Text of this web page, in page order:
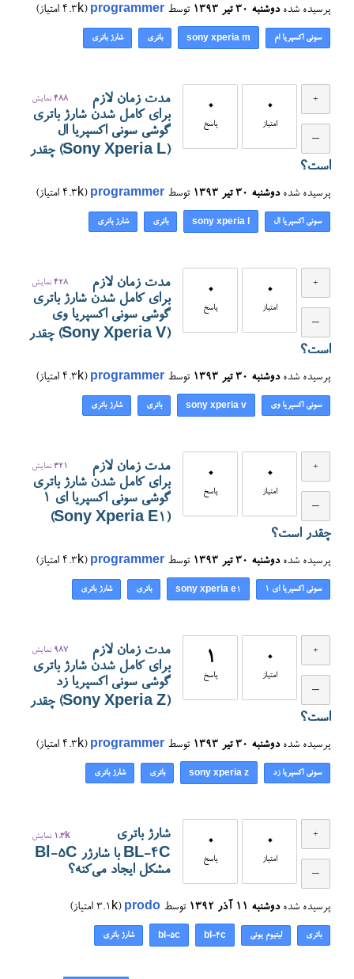
پرسیده شده دوشنبه ۳۰ تیر ۱۳۹۳ توسط programmer
(
4.3k امتیاز)
سونی اکسپریا ام sony xperia m باتری شارژ باتری
0
امتیاز
0
پاسخ
488 نمایش
مدت زمان لازم
برای کامل شدن شارژ باتری
گوشی سونی اکسپریا ال
(Sony Xperia L) چقدر
است؟
پرسیده شده دوشنبه ۳۰ تیر ۱۳۹۳ توسط programmer
(
4.3k امتیاز)
سونی اکسپریا ال sony xperia l باتری شارژ باتری
0
امتیاز
0
پاسخ
428 نمایش
مدت زمان لازم
برای کامل شدن شارژ باتری
گوشی سونی اکسپریا وی
(Sony Xperia V) چقدر
است؟
پرسیده شده دوشنبه ۳۰ تیر ۱۳۹۳ توسط programmer
(
4.3k امتیاز)
سونی اکسپریا وی sony xperia v باتری شارژ باتری
0
امتیاز
0
پاسخ
321 نمایش
مدت زمان لازم
برای کامل شدن شارژ باتری
گوشی سونی اکسپریا ای ۱
(Sony Xperia E1)
چقدر است؟
پرسیده شده دوشنبه ۳۰ تیر ۱۳۹۳ توسط programmer
(
4.3k امتیاز)
سونی اکسپریا ای ۱ sony xperia e1 باتری شارژ باتری
0
امتیاز
1
پاسخ
987 نمایش
مدت زمان لازم
برای کامل شدن شارژ باتری
گوشی سونی اکسپریا زد
(Sony Xperia Z) چقدر
است؟
پرسیده شده دوشنبه ۳۰ تیر ۱۳۹۳ توسط programmer
(
4.3k امتیاز)
سونی اکسپریا زد sony xperia z باتری شارژ باتری
0
امتیاز
0
پاسخ
1.3k نمایش
شارژ باتری
BL-4C با شارژر Bl-5C
مشکل ایجاد می‌کنه؟
پرسیده شده دوشنبه ۱۱ آذر ۱۳۹۲ توسط prodo
(
3.1k امتیاز)
باتری لیتیوم یونی bl-4c
bl-5c شارژ باتری